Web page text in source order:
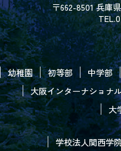
〒662-8501 兵庫
幼稚園 初等部 中学部
大阪インターナショナ
大
学校法人関西学